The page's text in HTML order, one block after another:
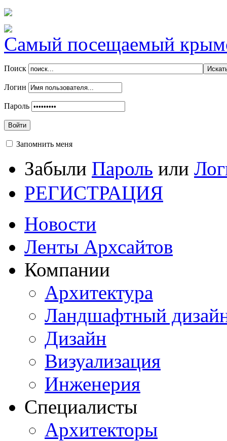
Самый посещаемый
Поиск
Логин
Пароль
Войти
Запомнить меня
Забыли Пароль или
РЕГИСТРАЦИЯ
Новости
Ленты Архсайтов
Компании
Архитектура
Ландшафтный
Дизайн
Визуализация
Инженерия
Специалисты
Архитекторы